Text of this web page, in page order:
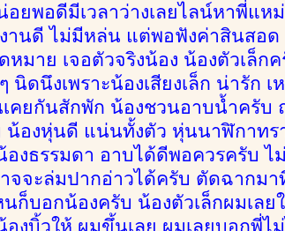
ยพอดีมีเวลาว่างเลยไลน์หาพี่แ
านดี ไม่มีหล่น แต่พอฟังค่าสินสอด
หมาย เจอตัวจริงน้อง น้องตัวเล็ก
ดนึงเพราะน้องเสียงเล็ก น่ารัก
คยกันสักพัก น้องชวนอาบน้ำครับ
องหุ่นดี แน่นทั้งตัว หุ่นนาฬิกาทร
งธรรมดา อาบได้ดีพอควรครับ ไ
าจจะล่มปากอ่าวได้ครับ ตัดฉากม
ก็บอกน้องครับ น้องตัวเล็กผมเลย
งบิ้วให้ ผมขึ้นเลย ผมเลยบอกพี่ไ